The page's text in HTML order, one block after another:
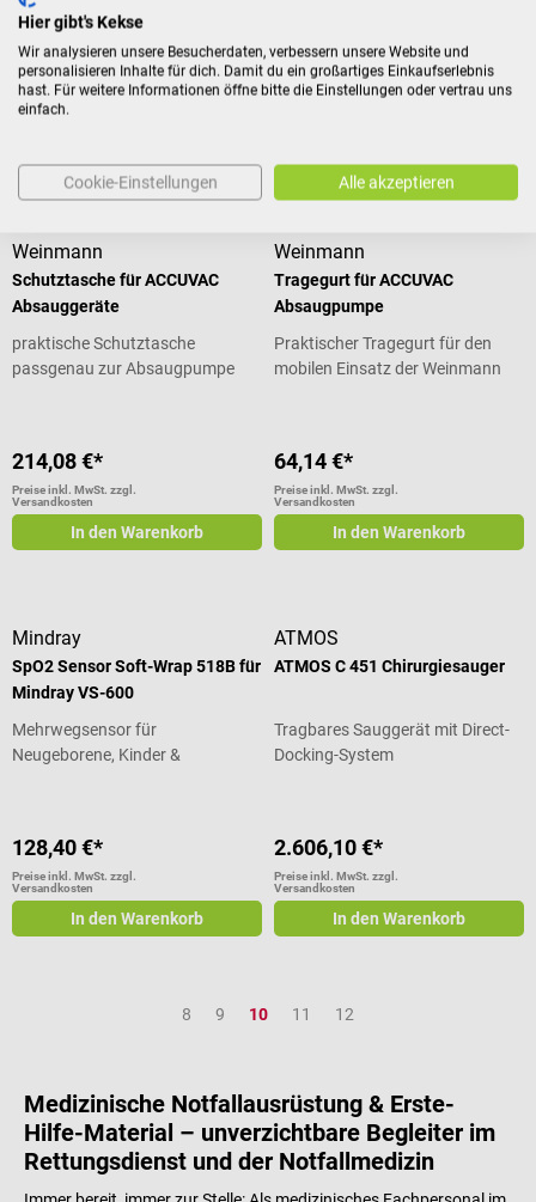
Inhalt:250 ml(0,09 € / 1
ml)
23,74 €*
Preise inkl. MwSt. zzgl.
Versandkosten
249,78 €*
Weinmann
Schutztasche für ACCUVAC
Absauggeräte
praktische Schutztasche
passgenau zur Absaugpumpe
214,08 €*
Preise inkl. MwSt. zzgl.
Versandkosten
In den Warenkorb
Weinmann
Tragegurt für ACCUVAC
Absaugpumpe
Praktischer Tragegurt für den
mobilen Einsatz der Weinmann
64,14 €*
Preise inkl. MwSt. zzgl.
Versandkosten
In den Warenkorb
Mindray
SpO2 Sensor Soft-Wrap 518B für
Mindray VS-600
Mehrwegsensor für
Neugeborene, Kinder &
128,40 €*
Preise inkl. MwSt. zzgl.
Versandkosten
In den Warenkorb
ATMOS
ATMOS C 451 Chirurgiesauger
Tragbares Sauggerät mit Direct-
Docking-System
2.606,10 €*
Preise inkl. MwSt. zzgl.
Versandkosten
In den Warenkorb
Seite
8 Seite
9 Seite
10 Seite
11 Seite
12
Medizinische Notfallausrüstung & Erste-
Hilfe-Material – unverzichtbare Begleiter im
Rettungsdienst und der Notfallmedizin
Hier gibt's Kekse
Wir analysieren unsere Besucherdaten, verbessern unsere Website und
personalisieren Inhalte für dich. Damit du ein großartiges Einkaufserlebnis
hast. Für weitere Informationen öffne bitte die Einstellungen oder vertrau uns
einfach.
Cookie-Einstellungen Alle akzeptieren